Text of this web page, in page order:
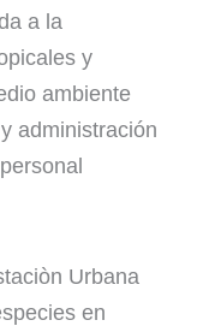
a la
y
ambiente
administración
Urbana
en